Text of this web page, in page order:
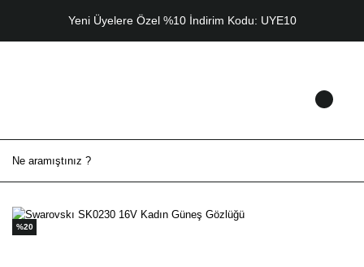
Yeni Üyelere Özel %10 İndirim Kodu: UYE10
%20